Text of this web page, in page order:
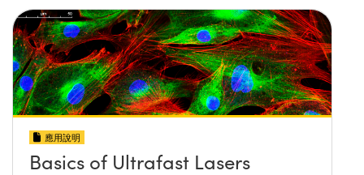
應用說明
Basics of Ultrafast Lasers